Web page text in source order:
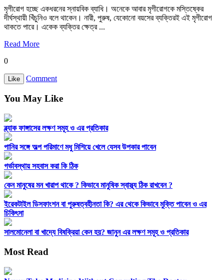
মৃগীরোগ হচ্ছে একধরনের স্নায়বিক ব্যাধি। অনেকে আবার মৃগীরোগকে মস্তিষ্কের
দীর্ঘস্থায়ী খিঁচুনিও বলে থাকেন। নারী, পুরুষ, যেকোনো বয়সের ব্যক্তিরই এই মৃগীরোগ
থাকতে পারে। একেক ব্যক্তির ক্ষেত্র ...
Read More
0
Like Comment
You May Like
ব্ল্যাক ফাঙ্গাসের লক্ষণ সমূহ ও এর প্রতিকার
পানির সঙ্গে অল্প পরিমাণে মধু মিশিয়ে খেলে যেসব উপকার পাবেন
গর্ভাবস্থায় সহবাস করা কি ঠিক
কেন মানুষের মন খারাপ থাকে ? কিভাবে মানুষিক স্বাস্থ্য ঠিক রাখবেন ?
ইরেকটাইল ডিসফাংশন বা পুরুষত্বহীনতা কি? এর থেকে কিভাবে মুক্তি পাবেন ও এর
চিকিৎসা
সালমোনেলা বা খাদ্যে বিষক্রিয়া কেন হয়? জানুন এর লক্ষণ সমূহ ও প্রতিকার
Most Read